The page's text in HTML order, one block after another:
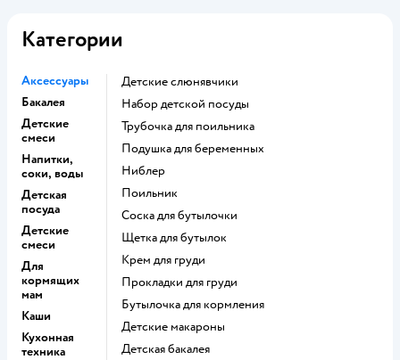
Категории
Аксессуары
Бакалея
Детские
смеси
Напитки,
соки, воды
Детская
посуда
Детские
смеси
Для
кормящих
мам
Каши
Кухонная
техника
Детские слюнявчики
набор детской посуды
трубочка для поильника
подушка для беременных
ниблер
поильник
соска для бутылочки
щетка для бутылок
крем для груди
прокладки для груди
бутылочка для кормления
детские макароны
детская бакалея